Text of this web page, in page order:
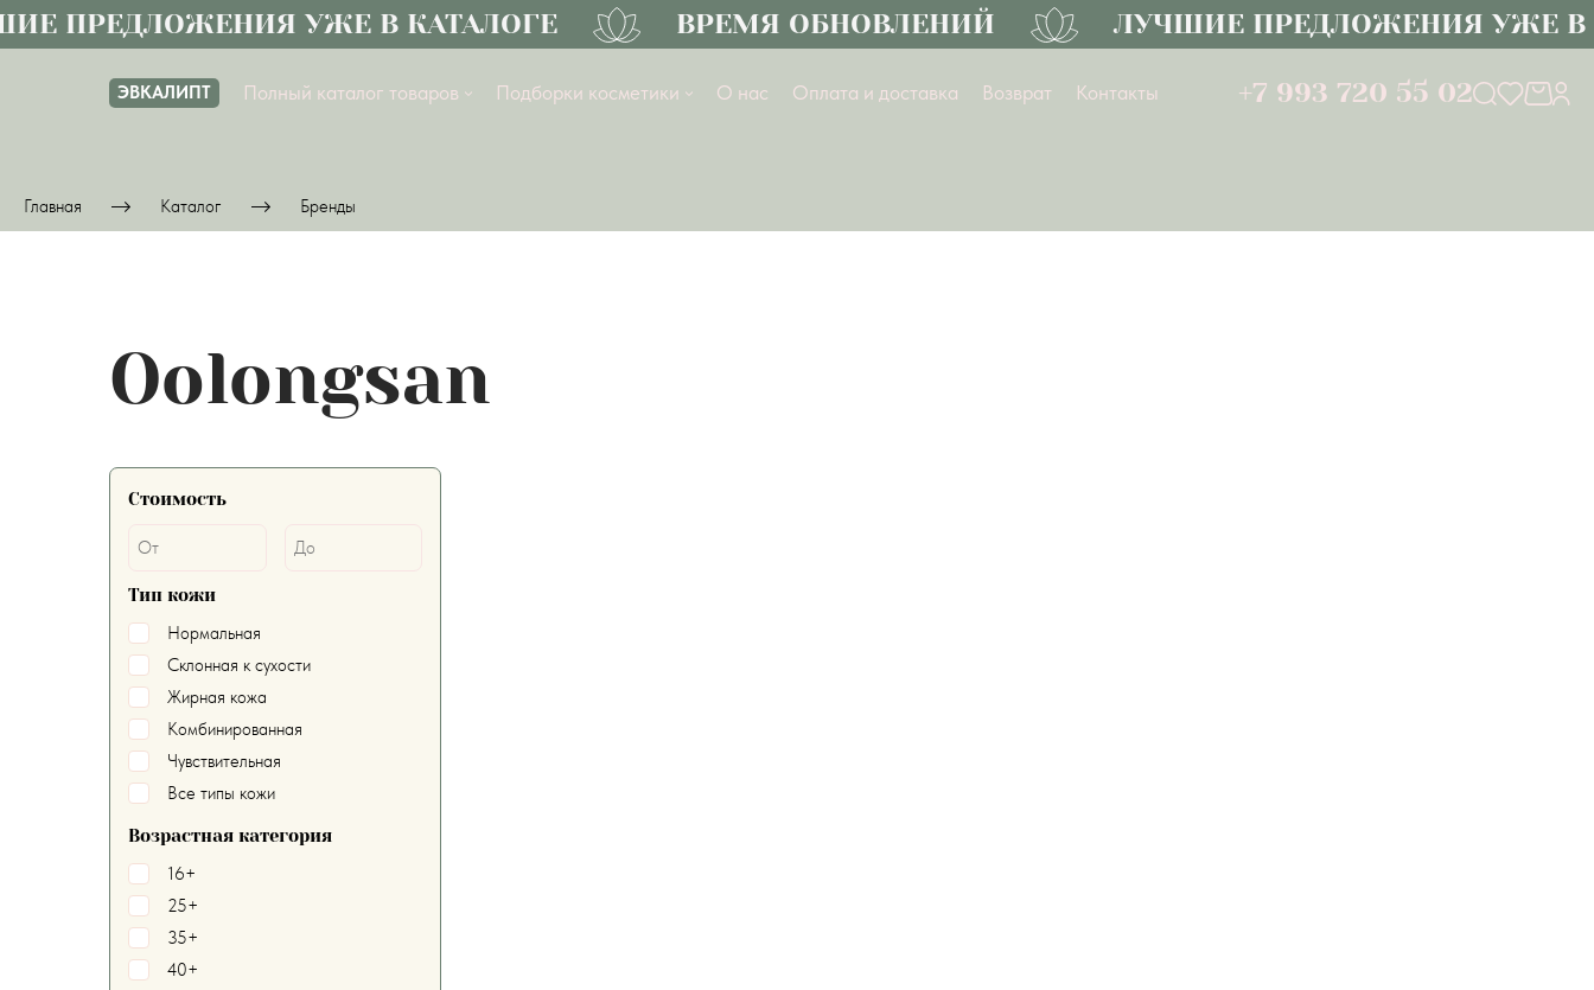
ПРЕДЛОЖЕНИЯ УЖЕ В КАТАЛОГЕ ВРЕМЯ ОБНОВЛЕНИЙ ЛУЧШИЕ ПРЕДЛОЖЕНИЯ УЖЕ В
ЭВКАЛИПТ Полный каталог товаров Подборки косметики О нас Оплата и доставка Возврат Контакты +7 993 720 55 02
Главная Каталог Бренды
Oolongsan
Стоимость
Тип кожи
Нормальная
Склонная к сухости
Жирная кожа
Комбинированная
Чувствительная
Все типы кожи
Возрастная категория
16+
25+
35+
40+